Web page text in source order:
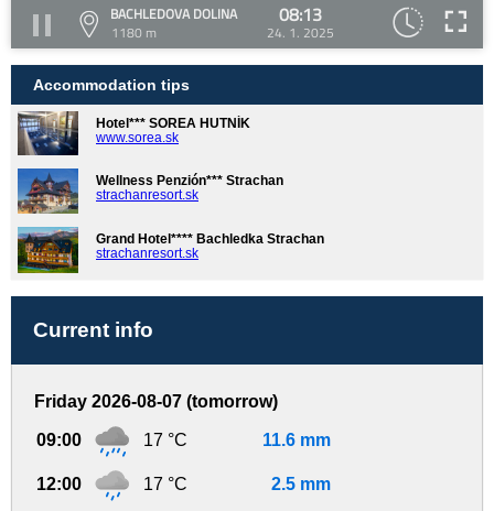
BACHLEDOVA DOLINA
1180 m
08:13
24. 1. 2025
Accommodation tips
Hotel*** SOREA HUTNÍK
www.sorea.sk
Wellness Penzión*** Strachan
strachanresort.sk
Grand Hotel**** Bachledka Strachan
strachanresort.sk
Current info
Friday 2026-08-07 (tomorrow)
09:00 17 °C 11.6 mm
12:00 17 °C 2.5 mm